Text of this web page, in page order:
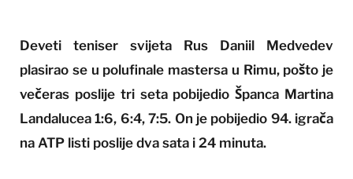
Deveti teniser svijeta Rus Daniil Medvedev
plasirao se u polufinale mastersa u Rimu, pošto je
večeras poslije tri seta pobijedio Španca Martina
Landalucea 1:6, 6:4, 7:5. On je pobijedio 94. igrača
na ATP listi poslije dva sata i 24 minuta.